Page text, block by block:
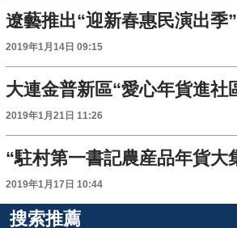
遼藝推出“迎新春惠民演出季”
2019年1月14日 09:15
2019年1月21日 11:26
2019年1月17日 10:44
搜索推薦